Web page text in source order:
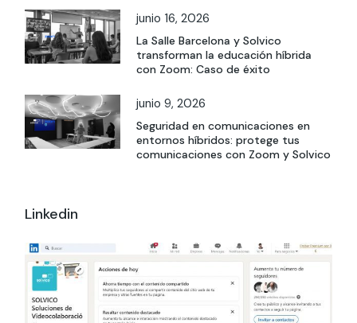
junio 16, 2026
La Salle Barcelona y Solvico
transforman la educación híbrida
con Zoom: Caso de éxito
junio 9, 2026
Seguridad en comunicaciones en
entornos híbridos: protege tus
comunicaciones con Zoom y Solvico
Linkedin